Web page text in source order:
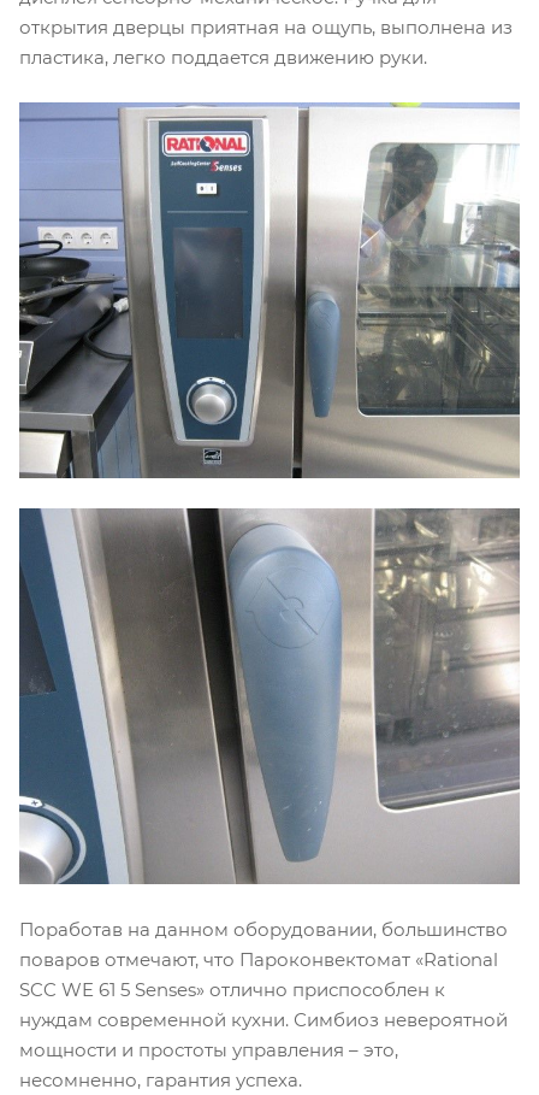
открытия дверцы приятная на ощупь, выполнена из
пластика, легко поддается движению руки.
Поработав на данном оборудовании, большинство
поваров отмечают, что Пароконвектомат «Rational
SCC WE 61 5 Senses» отлично приспособлен к
нуждам современной кухни. Симбиоз невероятной
мощности и простоты управления – это,
несомненно, гарантия успеха.